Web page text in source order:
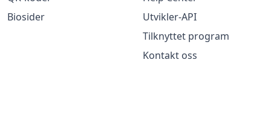
Biosider
Utvikler-API
Tilknyttet program
Kontakt oss